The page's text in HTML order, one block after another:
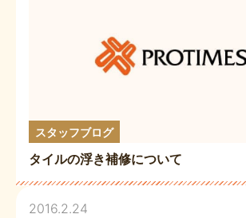
スタッフブログ
タイルの浮き補修について
2016.2.24